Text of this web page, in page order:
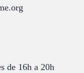
de 16h a 20h